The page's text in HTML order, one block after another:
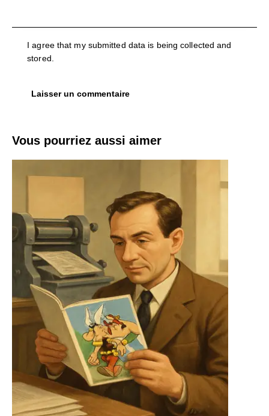
I agree that my submitted data is being collected and
stored.
Vous pourriez aussi aimer